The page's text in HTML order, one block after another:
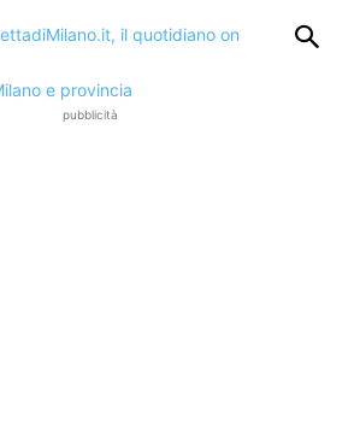
pubblicità